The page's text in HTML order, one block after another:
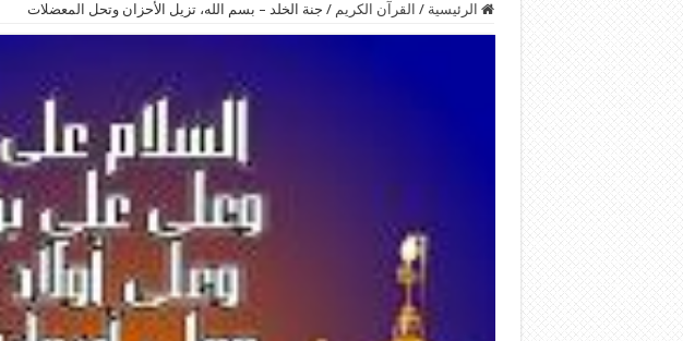
الرئيسية / القرآن الكريم / جنة الخلد – بسم الله، تزيل الأحزان وتحل المعضلات